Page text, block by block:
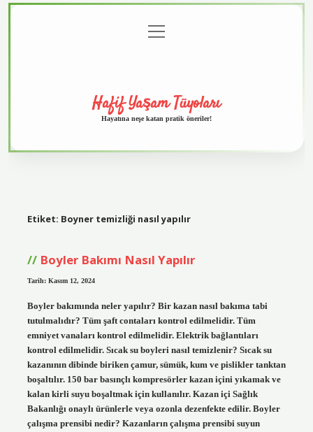
menüyü
aç
Hafif Yaşam Tüyoları
Hayatına neşe katan pratik öneriler!
Etiket: Boyner temizliği nasıl yapılır
Boyler Bakımı Nasıl Yapılır
Tarih: Kasım 12, 2024
Boyler bakımında neler yapılır? Bir kazan nasıl bakıma tabi
tutulmalıdır? Tüm şaft contaları kontrol edilmelidir. Tüm
emniyet vanaları kontrol edilmelidir. Elektrik bağlantıları
kontrol edilmelidir. Sıcak su boyleri nasıl temizlenir? Sıcak su
kazanının dibinde biriken çamur, sümük, kum ve pislikler tanktan
boşaltılır. 150 bar basınçlı kompresörler kazan içini yıkamak ve
kalan kirli suyu boşaltmak için kullanılır. Kazan içi Sağlık
Bakanlığı onaylı ürünlerle veya ozonla dezenfekte edilir. Boyler
çalışma prensibi nedir? Kazanların çalışma prensibi suyun